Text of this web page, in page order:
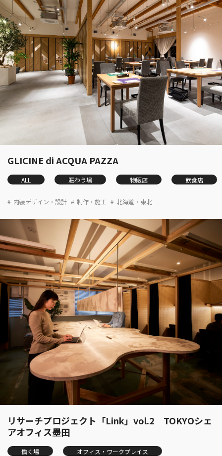
GLICINE di ACQUA PAZZA
ALL 賑わう場 物販店 飲食店
内装デザイン・設計 制作・施工 北海道・東北
リサーチプロジェクト「Link」vol.2 TOKYOシェ
アオフィス墨田
働く場 オフィス・ワークプレイス